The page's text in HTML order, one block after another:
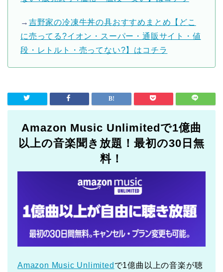
→ 吉野家の冷凍牛丼の具おすすめまとめ【どこ
に売ってる?イオン・スーパー・通販サイト・値
段・レトルト・売ってない?】はコチラ
Amazon Music Unlimitedで1億曲
以上の音楽聞き放題！最初の30日無
料！
Amazon Music Unlimited で1億曲以上の音楽が聴